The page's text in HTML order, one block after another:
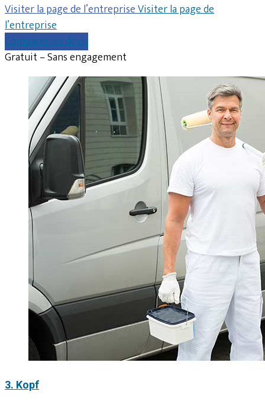
Visiter la page de l’entrepriseVisiter la page de
l’entreprise
Comparer les devis
Gratuit – Sans engagement
3. Kopf